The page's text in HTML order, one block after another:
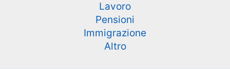
Lavoro
Pensioni
Immigrazione
Altro